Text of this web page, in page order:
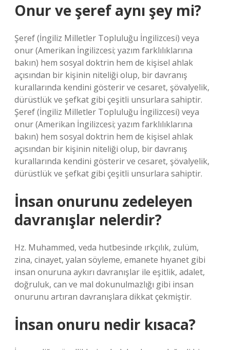
Onur ve şeref aynı şey mi?
Şeref (İngiliz Milletler Topluluğu İngilizcesi) veya
onur (Amerikan İngilizcesi; yazım farklılıklarına
bakın) hem sosyal doktrin hem de kişisel ahlak
açısından bir kişinin niteliği olup, bir davranış
kurallarında kendini gösterir ve cesaret, şövalyelik,
dürüstlük ve şefkat gibi çeşitli unsurlara sahiptir.
Şeref (İngiliz Milletler Topluluğu İngilizcesi) veya
onur (Amerikan İngilizcesi; yazım farklılıklarına
bakın) hem sosyal doktrin hem de kişisel ahlak
açısından bir kişinin niteliği olup, bir davranış
kurallarında kendini gösterir ve cesaret, şövalyelik,
dürüstlük ve şefkat gibi çeşitli unsurlara sahiptir.
İnsan onurunu zedeleyen
davranışlar nelerdir?
Hz. Muhammed, veda hutbesinde ırkçılık, zulüm,
zina, cinayet, yalan söyleme, emanete hıyanet gibi
insan onuruna aykırı davranışlar ile eşitlik, adalet,
doğruluk, can ve mal dokunulmazlığı gibi insan
onurunu artıran davranışlara dikkat çekmiştir.
İnsan onuru nedir kısaca?